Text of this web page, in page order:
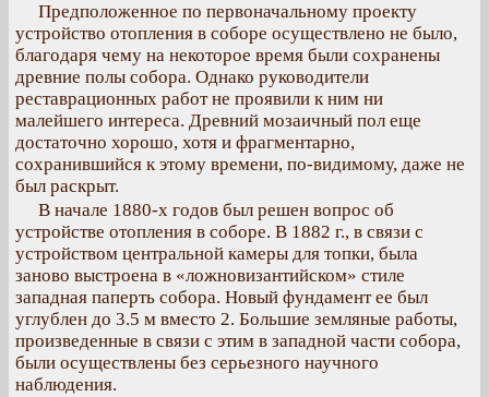
Предположенное по первоначальному проекту
устройство отопления в соборе осуществлено не было,
благодаря чему на некоторое время были сохранены
древние полы собора. Однако руководители
реставрационных работ не проявили к ним ни
малейшего интереса. Древний мозаичный пол еще
достаточно хорошо, хотя и фрагментарно,
сохранившийся к этому времени, по-видимому, даже не
был раскрыт.
В начале 1880-х годов был решен вопрос об
устройстве отопления в соборе. В 1882 г., в связи с
устройством центральной камеры для топки, была
заново выстроена в «ложновизантийском» стиле
западная паперть собора. Новый фундамент ее был
углублен до 3.5 м вместо 2. Большие земляные работы,
произведенные в связи с этим в западной части собора,
были осуществлены без серьезного научного
наблюдения.